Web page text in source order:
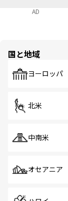
AD
国と地域
ヨーロッパ
北米
中南米
オセアニア